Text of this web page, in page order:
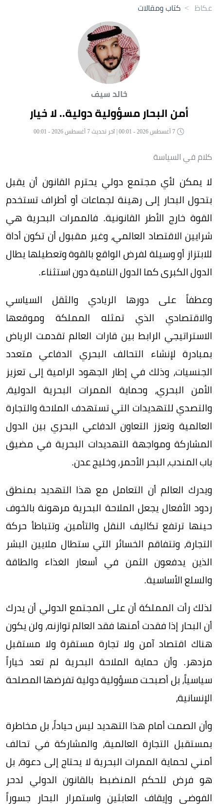
عكاظ > كتاب ومقالات
خالد سيف
أمن البحار مسؤولية دولية.. لا خيار
كلام في السياسة
لا يمكن لأي مجتمع دولي يحترم القانون أن يقبل
بتحول البحار إلى رهينة لجماعات أو أطراف تستخدم
القوة خارج الأطر القانونية. فالممرات البحرية هي
شرايين الاقتصاد العالمي، وغير مقبول أن تكون أداة
للابتزاز أو وسيلة لفرض الواقع بالقوة وتعطيلها يطال
الدول الكبرى كما الدول النامية دون استثناء.
وعطفاً على دورها الريادي والثقل السياسي
والاقتصادي الذي تمثله المملكة وموقعها
الاستراتيجي الرابط بين قارات العالم تقدمت الرياض
بمبادرة لإنشاء التحالف البحري الدفاعي متعدد
الجنسيات، وذلك في إطار الجهود الرامية إلى تعزيز
الأمن البحري، وحماية الممرات البحرية الدولية،
والتصدي للتهديدات التي تستهدف الملاحة والتجارة
العالمية وتعزز التعاون الدفاعي البحري بين الدول
المشاركة ومواجهة التهديدات البحرية في مضيق
باب المندب، البحر الأحمر، وخليج عدن.
ويدرك العالم أن التعامل مع هذا التهديد بمنطق
ردود الأفعال يجعل الملاحة البحرية مرهونة بالخوف
حينها ترتفع تكاليف النقل والتأمين، وتتباطأ حركة
التجارة، وتتفاقم الخسائر التي ستطال ملايين البشر
الذين يدفعون الثمن في أسعار الغذاء والطاقة
والسلع الأساسية.
لذلك رأت المملكة أن على المجتمع الدولي أن يدرك
أن البحار إذا فقدت أمنها فقد العالم توازنه، ولن يكون
هناك اقتصاد آمن ولا تجارة مستقرة ولا مستقبل
مزدهر. وأن حماية الملاحة البحرية لم تعد خياراً
سياسياً، بل أصبحت مسؤولية دولية تفرضها المصلحة
الإنسانية،
وأن الصمت أمام هذا التهديد ليس حياداً، بل مخاطرة
بمستقبل التجارة العالمية، والمشاركة في تحالف
أمني لحماية الممرات البحرية لا يحتاج إلى دعوة، بل
هو فرض للحكم المنضبط بالقانون الدولي لدحر
الفوضى وإيقاف العابثين واستمرار البحار جسوراً